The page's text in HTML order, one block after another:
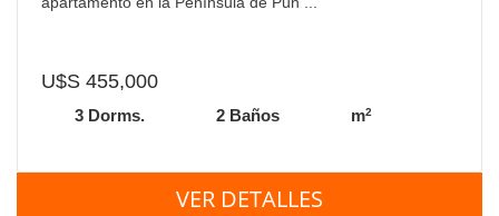
U$S 455,000
3 Dorms. 2 Baños m2
VER DETALLES